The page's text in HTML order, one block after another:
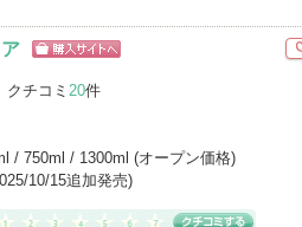
グサイトへ
クチコミ 20件
/ 750ml / 1300ml (オープン価格)
10/15追加発売)